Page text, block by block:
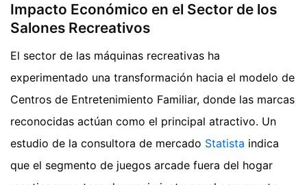
Impacto Económico en el Sector de los
Salones Recreativos
El sector de las máquinas recreativas ha
experimentado una transformación hacia el modelo de
Centros de Entretenimiento Familiar, donde las marcas
reconocidas actúan como el principal atractivo. Un
estudio de la consultora de mercado Statista indica
que el segmento de juegos arcade fuera del hogar